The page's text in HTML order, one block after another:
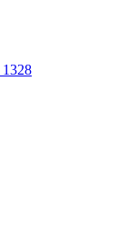
1328